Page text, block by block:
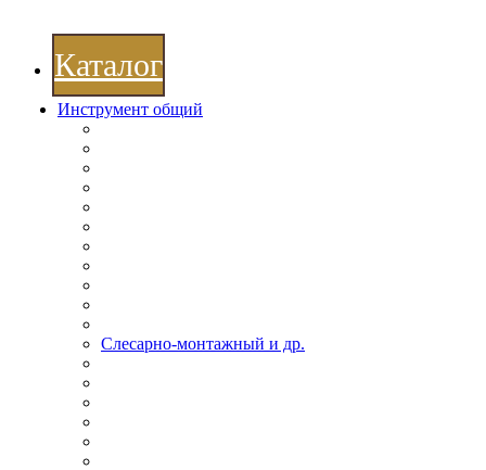
Каталог
Инструмент общий
Слесарно-монтажный и др.